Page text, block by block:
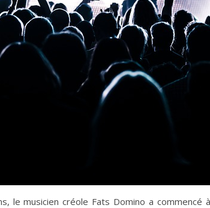
le musicien créole Fats Domino a